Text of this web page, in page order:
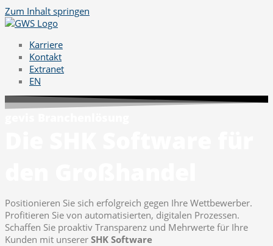
Zum Inhalt springen
Karriere
Kontakt
Extranet
EN
Positionieren Sie sich erfolgreich gegen Ihre Wettbewerber.
Profitieren Sie von automatisierten, digitalen Prozessen.
Schaffen Sie proaktiv Transparenz und Mehrwerte für Ihre
Kunden mit unserer SHK Software